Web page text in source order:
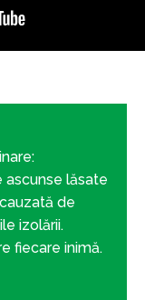
ascunse lăsate
de
izolării.
fiecare inimă.